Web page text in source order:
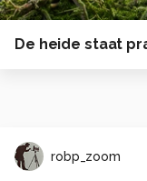
robp_zoom